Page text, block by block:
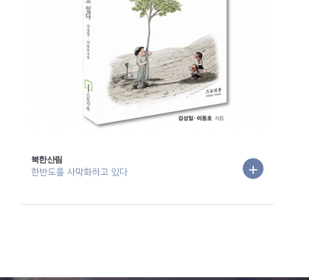
북한산림
한반도를 사막화하고 있다